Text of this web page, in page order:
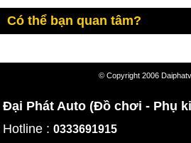
Có thể bạn quan tâm?
© Copyright 2006
Đại Phát Auto (Đồ chơi - Phụ
Hotline :0333691915